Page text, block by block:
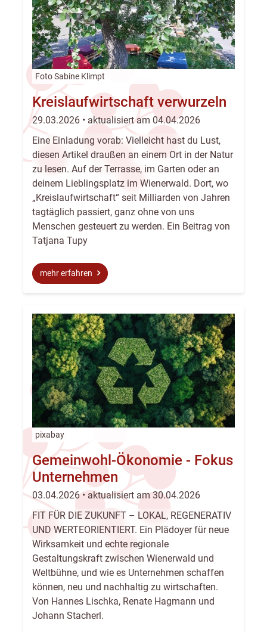
Foto Sabine Klimpt
Kreislaufwirtschaft verwurzeln
29.03.2026 • aktualisiert am 04.04.2026
Eine Einladung vorab: Vielleicht hast du Lust,
diesen Artikel draußen an einem Ort in der Natur
zu lesen. Auf der Terrasse, im Garten oder an
deinem Lieblingsplatz im Wienerwald. Dort, wo
„Kreislaufwirtschaft“ seit Milliarden von Jahren
tagtäglich passiert, ganz ohne von uns
Menschen gesteuert zu werden. Ein Beitrag von
Tatjana Tupy
mehr erfahren
pixabay
Gemeinwohl-Ökonomie - Fokus
Unternehmen
03.04.2026 • aktualisiert am 30.04.2026
FIT FÜR DIE ZUKUNFT – LOKAL, REGENERATIV
UND WERTEORIENTIERT. Ein Plädoyer für neue
Wirksamkeit und echte regionale
Gestaltungskraft zwischen Wienerwald und
Weltbühne, und wie es Unternehmen schaffen
können, neu und nachhaltig zu wirtschaften.
Von Hannes Lischka, Renate Hagmann und
Johann Stacherl.